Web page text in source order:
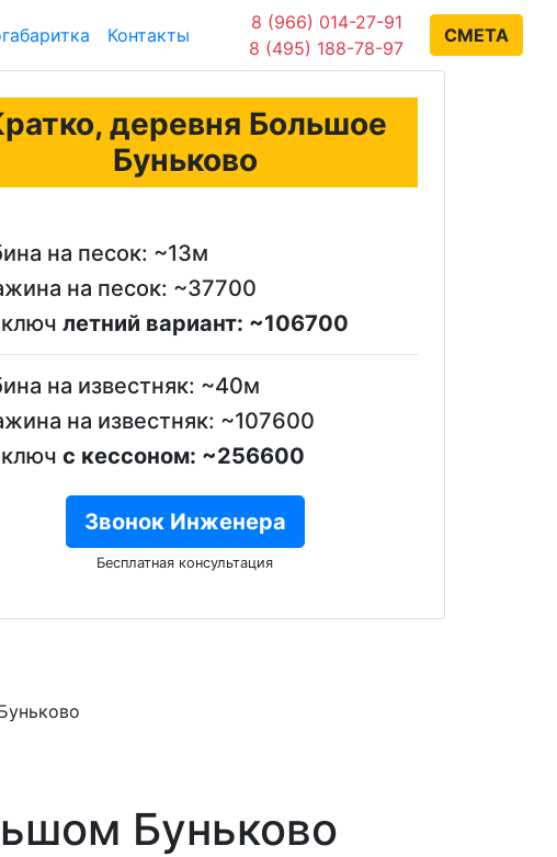
Контакты
8 (966) 014-27-91
8 (495) 188-78-97
СМЕТА
деревня Большое
Буньково
на песок: ~13м
на песок: ~37700
летний вариант: ~106700
на известняк: ~40м
на известняк: ~107600
с кессоном: ~256600
Звонок Инженера
Бесплатная консультация
Буньково